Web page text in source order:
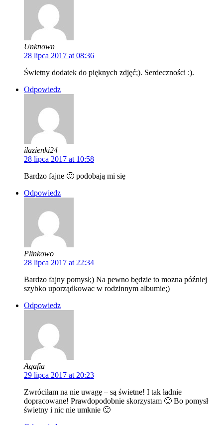
Unknown
28 lipca 2017 at 08:36
Świetny dodatek do pięknych zdjęć;). Serdeczności :).
Odpowiedz
ilazienki24
28 lipca 2017 at 10:58
Bardzo fajne 🙂 podobają mi się
Odpowiedz
Plinkowo
28 lipca 2017 at 22:34
Bardzo fajny pomysł;) Na pewno będzie to mozna później
szybko uporządkowac w rodzinnym albumie;)
Odpowiedz
Agafia
29 lipca 2017 at 20:23
Zwróciłam na nie uwagę – są świetne! I tak ładnie
dopracowane! Prawdopodobnie skorzystam 🙂 Bo pomysł
świetny i nic nie umknie 🙂